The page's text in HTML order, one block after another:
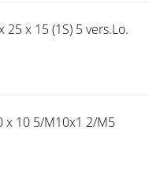
x 15 (1S) 5 vers.Lo.
x 10 5/M10x1 2/M5